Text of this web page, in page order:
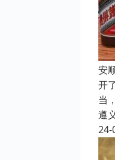
安
开
当
遵
24-